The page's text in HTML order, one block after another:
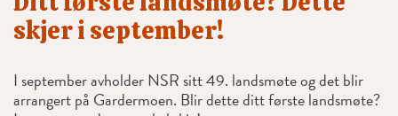
skjer i september!
I september avholder NSR sitt 49. landsmøte og det blir
arrangert på Gardermoen. Blir dette ditt første landsmøte?